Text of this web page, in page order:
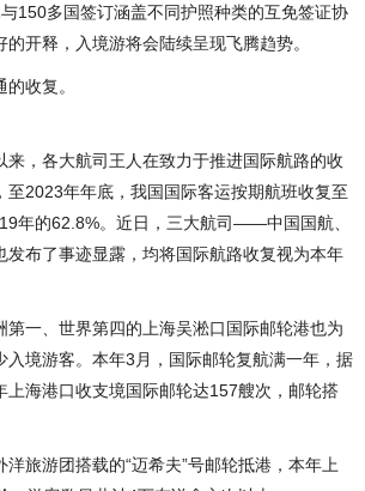
150多国签订涵盖不同护照种类的互免签证协
开释，入境游将会陆续呈现飞腾趋势。
收复。
来，各大航司王人在致力于推进国际航路的收
至2023年年底，我国国际客运按期航班收复至
年的62.8%。近日，三大航司——中国国航、
发布了事迹显露，均将国际航路收复视为本年
第一、世界第四的上海吴淞口国际邮轮港也为
入境游客。本年3月，国际邮轮复航满一年，据
上海港口收支境国际邮轮达157艘次，邮轮搭
洋旅游团搭载的“迈希夫”号邮轮抵港，本年上